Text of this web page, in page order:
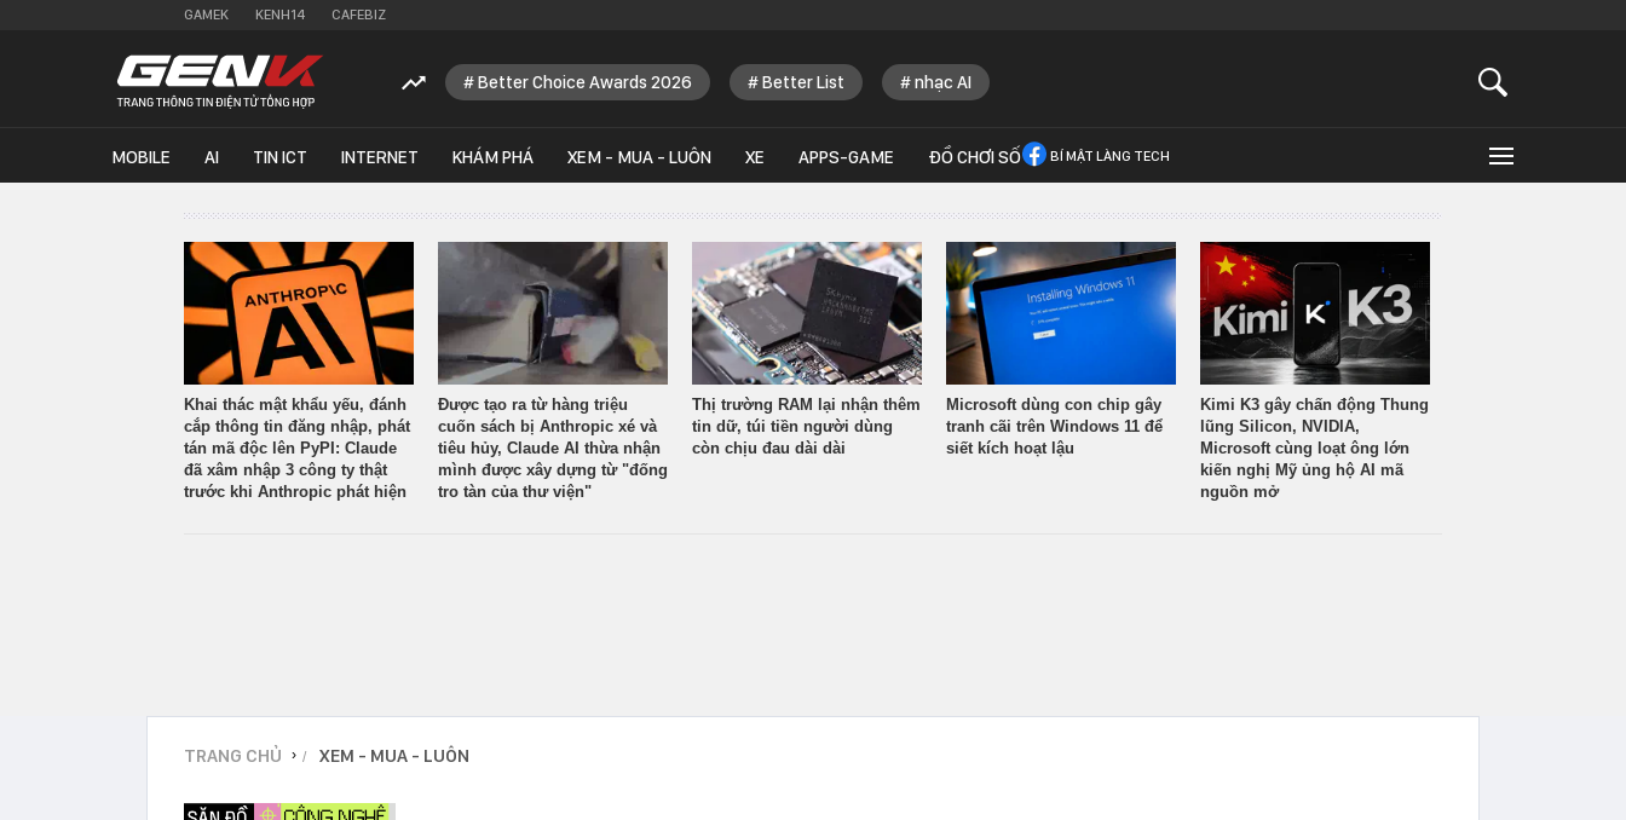
GAMEK KENH14 CAFEBIZ
Better Choice Awards 2026 Better List nhạc AI
MOBILE AI TIN ICT INTERNET KHÁM PHÁ XEM - MUA - LUÔN XE APPS-GAME ĐỒ CHƠI SỐ BÍ MẬT LÀNG TECH
Khai thác mật khẩu yếu, đánh
cắp thông tin đăng nhập, phát
tán mã độc lên PyPI: Claude
đã xâm nhập 3 công ty thật
trước khi Anthropic phát hiện
Được tạo ra từ hàng triệu
cuốn sách bị Anthropic xé và
tiêu hủy, Claude AI thừa nhận
mình được xây dựng từ "đống
tro tàn của thư viện"
Thị trường RAM lại nhận thêm
tin dữ, túi tiền người dùng
còn chịu đau dài dài
Microsoft dùng con chip gây
tranh cãi trên Windows 11 để
siết kích hoạt lậu
Kimi K3 gây chấn động Thung
lũng Silicon, NVIDIA,
Microsoft cùng loạt ông lớn
kiến nghị Mỹ ủng hộ AI mã
nguồn mở
TRANG CHỦ › XEM - MUA - LUÔN